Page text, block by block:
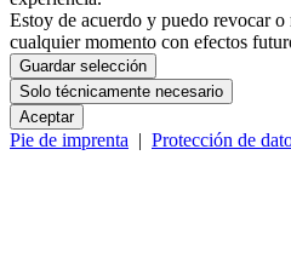
Estoy de acuerdo y puedo revocar
cualquier momento con efectos
Guardar selección
Solo técnicamente necesario
Aceptar
Pie de imprenta | Protección de